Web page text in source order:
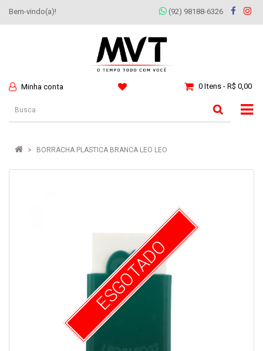
Bem-vindo(a)! (92) 98188-6326
Minha conta 0 Itens - R$ 0,00
BORRACHA PLASTICA BRANCA LEO LEO
ESGOTADO